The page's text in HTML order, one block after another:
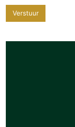
Verstuur